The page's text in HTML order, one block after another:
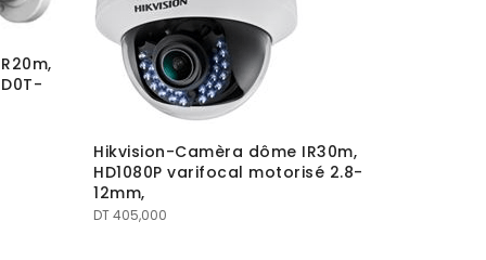
Hikvision-Camèra dôme IR30m,
HD1080P varifocal motorisé 2.8-
12mm,
DT405,000